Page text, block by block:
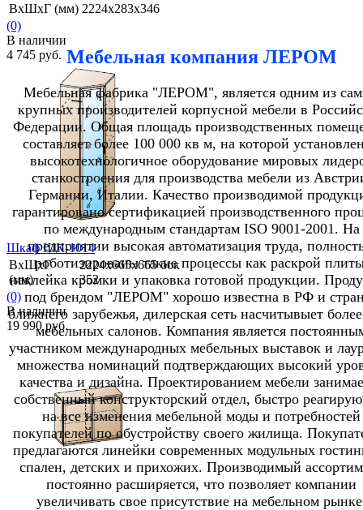
избранное сравнить
ВхШхГ (мм) 2224х283х346
(0)
В наличии
4 745 руб.
избранное сравнить
Шкаф ШК-1014
ВхШхГ
(мм)
2224х665х665 бок
352
(0)
В наличии
19 990 руб.
Мебельная компания ЛЕРОМ
Мебельная фабрика "ЛЕРОМ", является одним из
крупных производителей корпусной мебели в
Федерации. Общая площадь производственных
составляет более 100 000 кв м, на которой
высокотехнологичное оборудование мировых
станкостроения для производства мебели из
Германии, Италии. Качество производимой
гарантировано сертификацией производственного
по международным стандартам ISO 9001-2001. На
предприятии высокая автоматизация труда,
роботизированы такие процессы как раскрой
наклейка кромки и упаковка готовой продукции.
под брендом "ЛЕРОМ" хорошо известна в РФ и
ближнего зарубежья, дилерская сеть насчитывыет
мебельных салонов. Компания является
участником международных мебельных выставок и
множества номинаций подтверждающих высокий
качества и дизайна. Проектированием мебели
собственный конструкторский отдел, быстро
на все изменения мебельной моды и потребностей
покупателей по обустройству своего жилища.
предлагаются линейки современных модульных
спален, детских и прихожих. Производимый
постоянно расширяется, что позволяет компании
увеличивать свое присутствие на мебельном